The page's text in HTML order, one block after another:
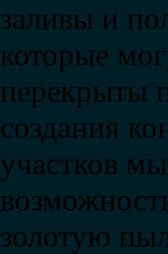
заливы и
которые
перекрыты
создания
участков
золотую